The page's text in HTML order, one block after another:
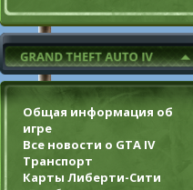
Общая информация об
игре
Все новости о GTA IV
Транспорт
Карты Либерти-Сити